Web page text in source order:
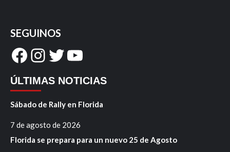
SEGUINOS
Facebook
Instagram
Twitter
YouTube
ÚLTIMAS NOTICIAS
Sábado de Rally en Florida
7 de agosto de 2026
Florida se prepara para un nuevo 25 de Agosto